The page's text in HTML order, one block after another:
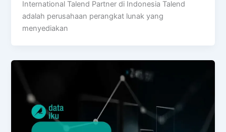
International Talend Partner di Indonesia Talend
adalah perusahaan perangkat lunak yang
menyediakan